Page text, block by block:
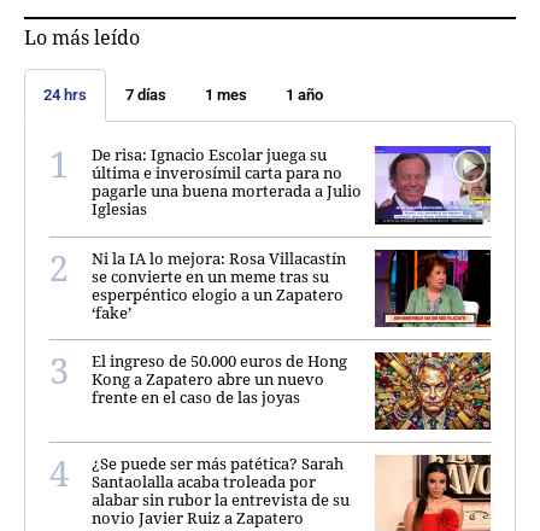
Lo más leído
24 hrs 7 días 1 mes 1 año
De risa: Ignacio Escolar juega su
última e inverosímil carta para no
pagarle una buena morterada a Julio
Iglesias
Ni la IA lo mejora: Rosa Villacastín
se convierte en un meme tras su
esperpéntico elogio a un Zapatero
‘fake’
El ingreso de 50.000 euros de Hong
Kong a Zapatero abre un nuevo
frente en el caso de las joyas
¿Se puede ser más patética? Sarah
Santaolalla acaba troleada por
alabar sin rubor la entrevista de su
novio Javier Ruiz a Zapatero